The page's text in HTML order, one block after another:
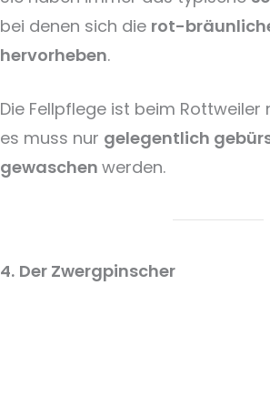
bei denen sich die rot-
hervorheben.
Die Fellpflege ist beim
es muss nur gelegentlich
gewaschen werden.
4. Der Zwergpinscher